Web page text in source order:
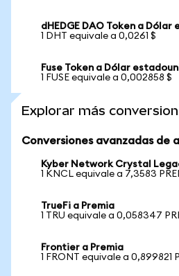
dHEDGE DAO Token a
1 DHT equivale a 0,0261 $
Fuse Token a Dólar
1 FUSE equivale a 0,002858 $
Explorar más
Conversiones avanzadas de
Kyber Network Crystal
1 KNCL equivale a 7,3583
TrueFi a Premia
1 TRU equivale a 0,058347
Frontier a Premia
1 FRONT equivale a 0,899821